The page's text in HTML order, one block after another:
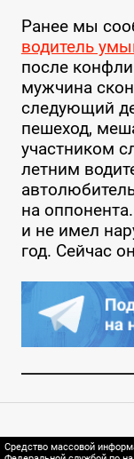
Ранее мы
водитель
после
мужчина
следующий
пешеход,
участником
летним
на
и не имел
год. Сейчас
Средство массовой